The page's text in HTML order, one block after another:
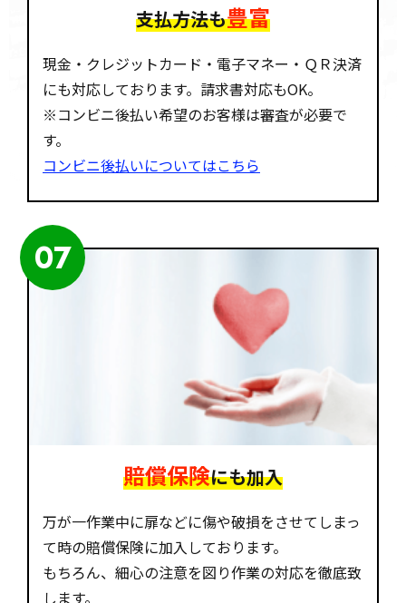
支払方法も豊富
現金・クレジットカード・電子マネー・ＱＲ決済
にも対応しております。請求書対応もOK。
※コンビニ後払い希望のお客様は審査が必要で
す。
コンビニ後払いについてはこちら
07
賠償保険にも加入
万が一作業中に扉などに傷や破損をさせてしまっ
て時の賠償保険に加入しております。
もちろん、細心の注意を図り作業の対応を徹底致
します。